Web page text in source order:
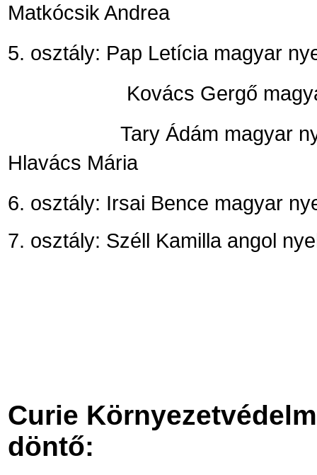
Matkócsik Andrea
5. osztály: Pap Letícia magyar
Kovács Gergő magyar
Tary Ádám magyar
Hlavács Mária
6. osztály: Irsai Bence magyar
7. osztály: Széll Kamilla angol
Curie
döntő: